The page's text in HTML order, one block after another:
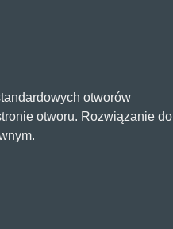
otworów
otworu. Rozwiązanie do